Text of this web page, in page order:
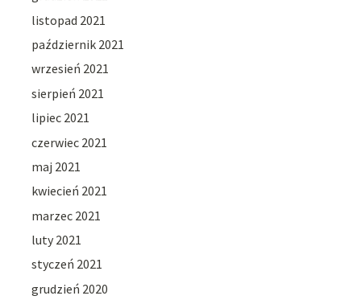
listopad 2021
październik 2021
wrzesień 2021
sierpień 2021
lipiec 2021
czerwiec 2021
maj 2021
kwiecień 2021
marzec 2021
luty 2021
styczeń 2021
grudzień 2020